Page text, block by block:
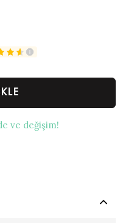
ve değişim!